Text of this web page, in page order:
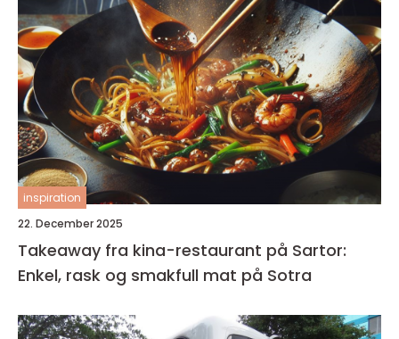
inspiration
22. December 2025
Takeaway fra kina-restaurant på Sartor:
Enkel, rask og smakfull mat på Sotra